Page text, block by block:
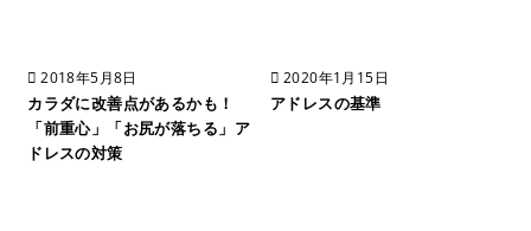
2018年5月8日
カラダに改善点があるかも！
「前重心」「お尻が落ちる」ア
ドレスの対策
2020年1月15日
アドレスの基準